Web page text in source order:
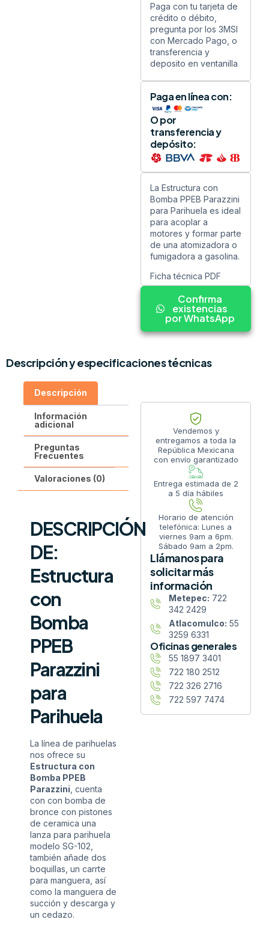
Paga con tu tarjeta de
crédito o débito,
pregunta por los 3MSI
con Mercado Pago, o
transferencia y
deposito en ventanilla
Paga en línea con:
O por
transferencia y
depósito:
La Estructura con
Bomba PPEB Parazzini
para Parihuela es ideal
para acoplar a
motores y formar parte
de una atomizadora o
fumigadora a gasolina.
Ficha técnica PDF
Confirma
existencias
por WhatsApp
Descripción y especificaciones técnicas
Descripción
Información
adicional
Preguntas
Frecuentes
Valoraciones (0)
DESCRIPCIÓN
DE:
Estructura
con
Bomba
PPEB
Parazzini
para
Parihuela
La línea de parihuelas
nos ofrece su
Estructura con
Bomba PPEB
Parazzini , cuenta
con con bomba de
bronce con pistones
de ceramica una
lanza para parihuela
modelo SG-102,
también añade dos
boquillas, un carrte
para manguera, así
como la manguera de
succión y descarga y
un cedazo.
Vendemos y
entregamos a toda la
República Mexicana
con envío garantizado
Entrega estimada de 2
a 5 día hábiles
Horario de atención
telefónica: Lunes a
viernes 9am a 6pm.
Sábado 9am a 2pm.
Llámanos para
solicitar más
información
Metepec: 722
342 2429
Atlacomulco: 55
3259 6331
Oficinas generales
55 1897 3401
722 180 2512
722 326 2716
722 597 7474